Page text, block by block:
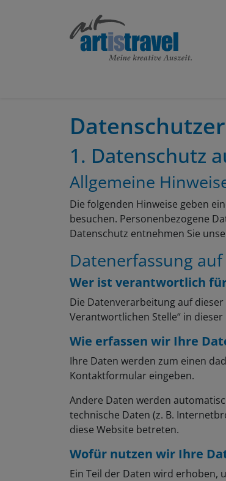
1. Datenschutz
Allgemeine
Die folgenden Hinweise geben
besuchen. Personenbezogene
Datenschutz entnehmen Sie
Datenerfassung
Wer ist verantwortlich
Die Datenverarbeitung auf
Verantwortlichen Stelle“ in
Wie erfassen wir Ihre
Ihre Daten werden zum einen
Kontaktformular eingeben.
Andere Daten werden
technische Daten (z. B.
diese Website betreten.
Wofür nutzen wir Ihre
Ein Teil der Daten wird erhoben,